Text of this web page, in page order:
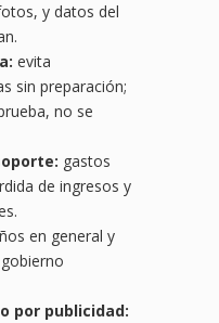
y datos del
evita
sin preparación;
no se
gastos
de ingresos y
en general y
por publicidad: